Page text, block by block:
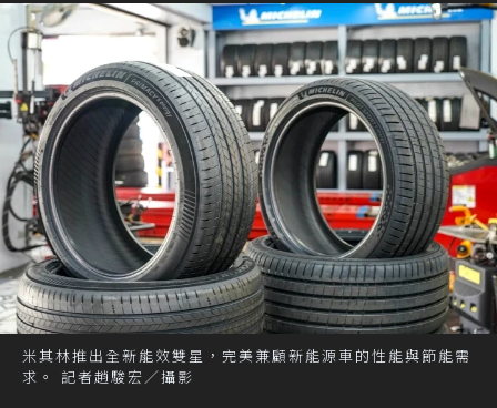
米其林推出全新能效雙星，完美兼顧新能源車的性能與節能需
求。 記者趙駿宏／攝影